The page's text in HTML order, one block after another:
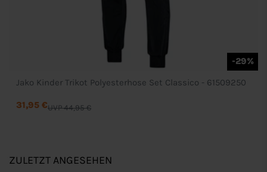
-29%
Jako Kinder Trikot Polyesterhose Set Classico - 61509250
UVP 44,95 €
31,95 €
ZULETZT ANGESEHEN